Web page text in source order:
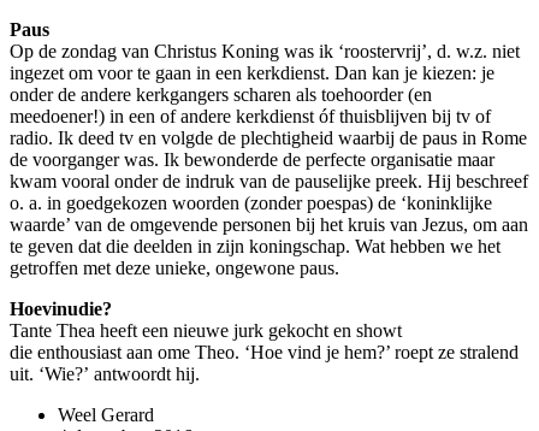
Paus
Op de zondag van Christus Koning was ik ‘roostervrij’, d. w.z. niet
ingezet om voor te gaan in een kerkdienst. Dan kan je kiezen: je
onder de andere kerkgangers scharen als toehoorder (en
meedoener!) in een of andere kerkdienst óf thuisblijven bij tv of
radio. Ik deed tv en volgde de plechtigheid waarbij de paus in Rome
de voorganger was. Ik bewonderde de perfecte organisatie maar
kwam vooral onder de indruk van de pauselijke preek. Hij beschreef
o. a. in goedgekozen woorden (zonder poespas) de ‘koninklijke
waarde’ van de omgevende personen bij het kruis van Jezus, om aan
te geven dat die deelden in zijn koningschap. Wat hebben we het
getroffen met deze unieke, ongewone paus.
Hoevinudie?
Tante Thea heeft een nieuwe jurk gekocht en showt
die enthousiast aan ome Theo. ‘Hoe vind je hem?’ roept ze stralend
uit. ‘Wie?’ antwoordt hij.
Weel Gerard